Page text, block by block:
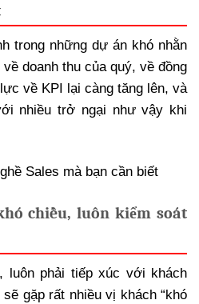
trong những dự án khó nhằn
doanh thu của quý, về đồng
về KPI lại càng tăng lên, và
nhiều trở ngại như vậy khi
chiều, luôn kiểm soát
luôn phải tiếp xúc với khách
gặp rất nhiều vị khách “khó